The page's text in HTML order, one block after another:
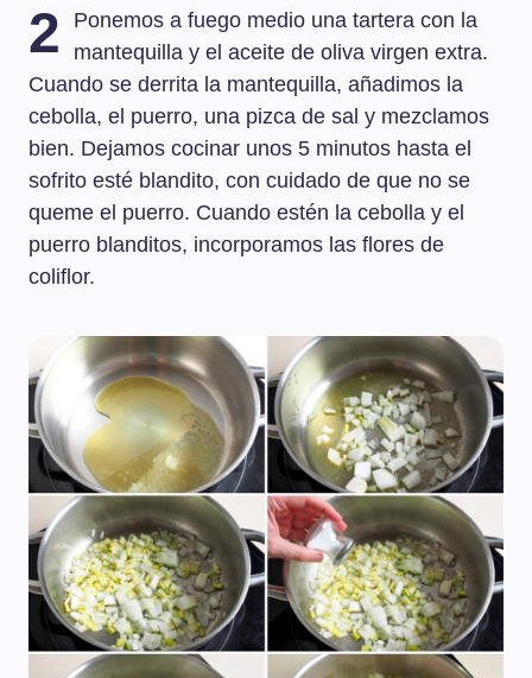
2
Ponemos a fuego medio una tartera con la
mantequilla y el aceite de oliva virgen extra.
Cuando se derrita la mantequilla, añadimos la
cebolla, el puerro, una pizca de sal y mezclamos
bien. Dejamos cocinar unos 5 minutos hasta el
sofrito esté blandito, con cuidado de que no se
queme el puerro. Cuando estén la cebolla y el
puerro blanditos, incorporamos las flores de
coliflor.